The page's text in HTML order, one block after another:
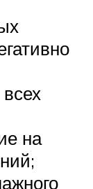
на